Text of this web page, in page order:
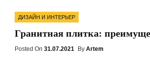
И
Categories
ДИЗАЙН И ИНТЕРЬЕР
Гранитная плитка:
Posted On Posted
31.07.2021 By Artem